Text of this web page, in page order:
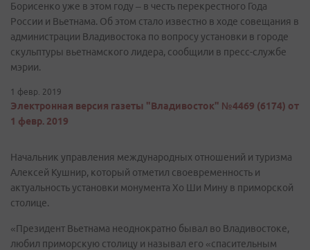
Борисенко уже в этом году – в честь перекрестного Года
России и Вьетнама. Об этом стало известно в ходе совещания в
администрации Владивостока по вопросу установки в городе
скульптуры вьетнамского лидера, сообщили в пресс-службе
мэрии.
1 февр. 2019
Электронная версия газеты "Владивосток" №4469 (6174) от
1 февр. 2019
Начальник управления международных отношений и туризма
Алексей Кушнир, который отметил своевременность и
актуальность установки монумента Хо Ши Мину в приморской
столице.
«Президент Вьетнама неоднократно бывал во Владивостоке,
любил приморскую столицу и называл его «спасительным